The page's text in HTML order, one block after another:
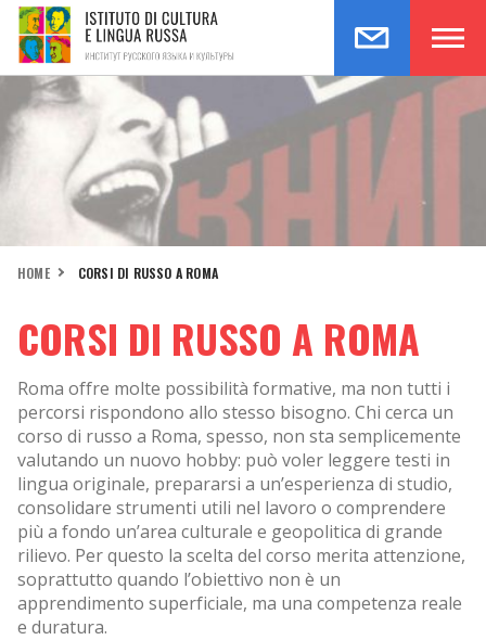
HOME CORSI DI RUSSO A ROMA
CORSI DI RUSSO A ROMA
Roma offre molte possibilità formative, ma non tutti i
percorsi rispondono allo stesso bisogno. Chi cerca un
corso di russo a Roma, spesso, non sta semplicemente
valutando un nuovo hobby: può voler leggere testi in
lingua originale, prepararsi a un’esperienza di studio,
consolidare strumenti utili nel lavoro o comprendere
più a fondo un’area culturale e geopolitica di grande
rilievo. Per questo la scelta del corso merita attenzione,
soprattutto quando l’obiettivo non è un
apprendimento superficiale, ma una competenza reale
e duratura.